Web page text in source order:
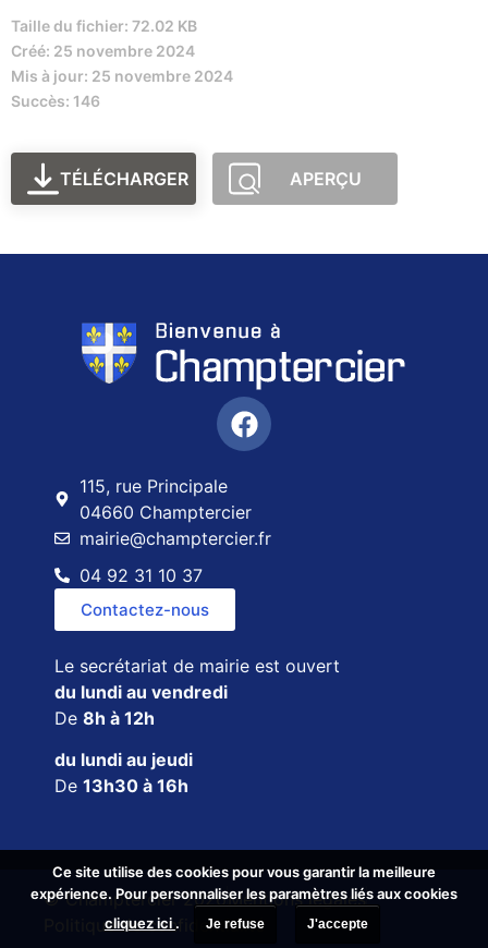
Taille du fichier: 72.02 KB
Créé: 25 novembre 2024
Mis à jour: 25 novembre 2024
Succès: 146
TÉLÉCHARGER APERÇU
115, rue Principale
04660 Champtercier
mairie@champtercier.fr
04 92 31 10 37
Contactez-nous
Le secrétariat de mairie est ouvert
du lundi au vendredi
De 8h à 12h
du lundi au jeudi
De 13h30 à 16h
© Champtercier 2026Mentions légales
Politique de confidentialité
Ce site utilise des cookies pour vous garantir la meilleure
expérience. Pour personnaliser les paramètres liés aux cookies
cliquez ici . Je refuse J'accepte
Ce site utilise des cookies pour vous garantir la meilleure
expérience. Pour personnaliser les paramètres liés aux cookies
cliquez ici . Je refuse J'accepte